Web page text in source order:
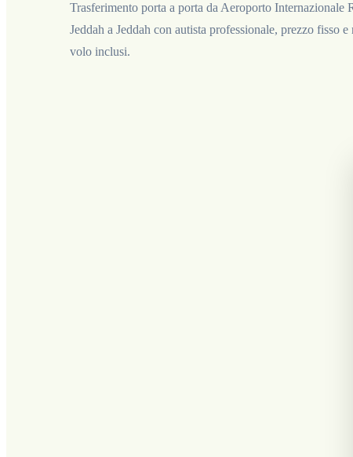
Trasferimento porta a porta da Aeroporto Internazionale
Jeddah a Jeddah con autista professionale, prezzo fisso
volo inclusi.